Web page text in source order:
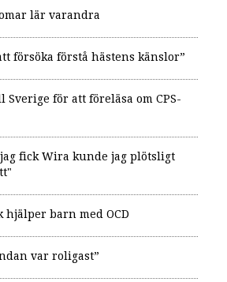
lär varandra
försöka förstå hästens känslor”
Sverige för att föreläsa om CPS-
fick Wira kunde jag plötsligt
hjälper barn med OCD
var roligast”